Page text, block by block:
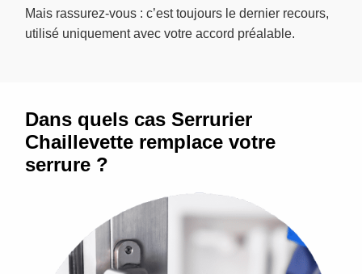
Mais rassurez-vous : c’est toujours le dernier recours,
utilisé uniquement avec votre accord préalable.
Dans quels cas Serrurier
Chaillevette remplace votre
serrure ?